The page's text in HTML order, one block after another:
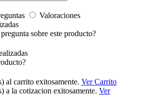
Valoraciones
sobre este producto?
al carrito exitosamente. Ver Carrito
a la cotizacion exitosamente. Ver